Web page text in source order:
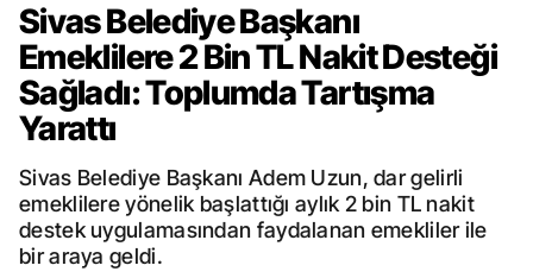
Sivas Belediye Başkanı
Emeklilere 2 Bin TL Nakit Desteği
Sağladı: Toplumda Tartışma
Yarattı
Sivas Belediye Başkanı Adem Uzun, dar gelirli
emeklilere yönelik başlattığı aylık 2 bin TL nakit
destek uygulamasından faydalanan emekliler ile
bir araya geldi.